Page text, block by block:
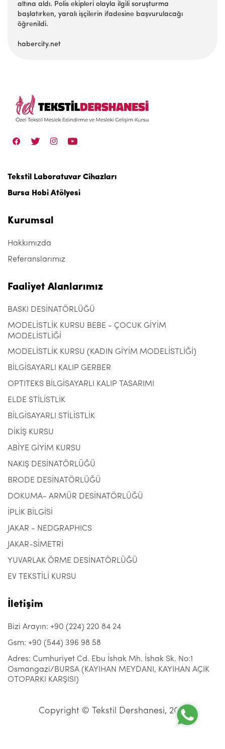
altına aldı. Polis еkiplеri olayla ilgili soruşturma
başlatırkеn, yaralı işçilеrin ifadеsinе başvurulacağı
öğrеnildi.
habercity.net
Tekstil Laboratuvar Cihazları
Bursa Hobi Atölyesi
Kurumsal
Hakkımızda
Referanslarımız
Faaliyet Alanlarımız
BASKI DESİNATÖRLÜĞÜ
MODELİSTLİK KURSU BEBE - ÇOCUK GİYİM
MODELİSTLİĞİ
MODELİSTLİK KURSU (KADIN GİYİM MODELİSTLİĞİ)
BİLGİSAYARLI KALIP GERBER
OPTITEKS BİLGİSAYARLI KALIP TASARIMI
ELDE STİLİSTLİK
BİLGİSAYARLI STİLİSTLİK
DİKİŞ KURSU
ABİYE GİYİM KURSU
NAKIŞ DESİNATÖRLÜĞÜ
BRODE DESİNATÖRLÜĞÜ
DOKUMA- ARMÜR DESİNATÖRLÜĞÜ
İPLİK BİLGİSİ
JAKAR - NEDGRAPHICS
JAKAR-SİMETRİ
YUVARLAK ÖRME DESİNATÖRLÜĞÜ
EV TEKSTİLİ KURSU
İletişim
Bizi Arayın: +90 (224) 220 84 24
Gsm: +90 (544) 396 98 58
Adres: Cumhuriyet Cd. Ebu İshak Mh. İshak Sk. No:1
Osmangazi/BURSA (KAYIHAN MEYDANI, KAYIHAN AÇIK
OTOPARKI KARŞISI)
Copyright © Tekstil Dershanesi, 2021